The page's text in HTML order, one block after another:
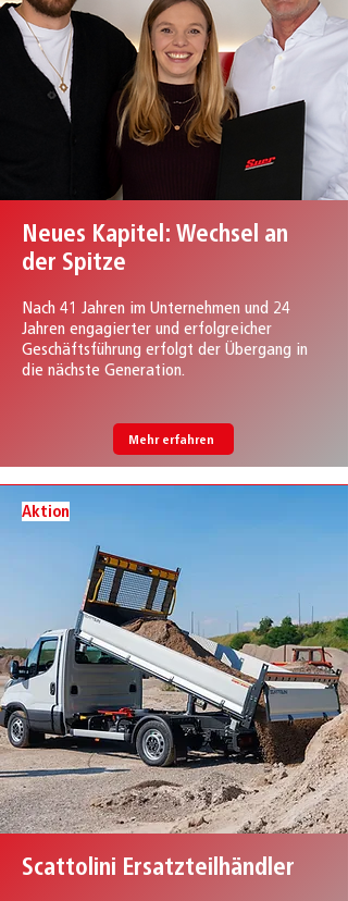
Neues Kapitel: Wechsel an
der Spitze
Nach 41 Jahren im Unternehmen und 24
Jahren engagierter und erfolgreicher
Geschäftsführung erfolgt der Übergang in
die nächste Generation.
Mehr erfahren
Aktion
Scattolini Ersatzteilhändler